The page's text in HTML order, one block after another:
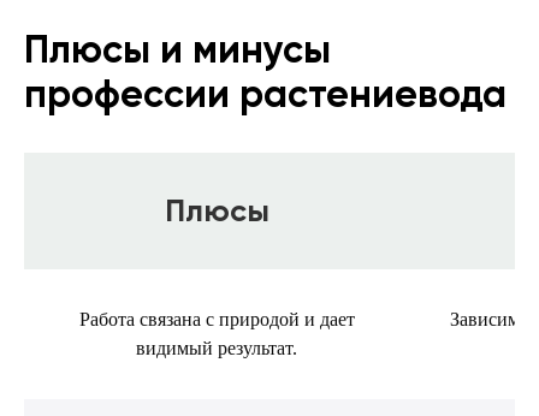
Плюсы и минусы
профессии растениевода
Плюсы
Работа связана с природой и дает
видимый результат.